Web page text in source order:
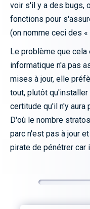
voir s'il y a des bugs,
fonctions pour
(on nomme ceci des «
Le problème que
informatique n'a pas
mises à jour, elle
tout, plutôt
certitude qu'il n'y aura
D'où le nombre
parc n'est pas à jour
pirate de pénétrer car